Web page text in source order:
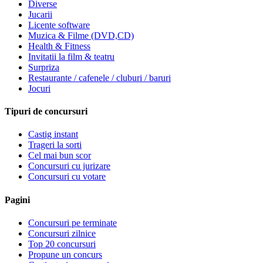
Diverse
Jucarii
Licente software
Muzica & Filme (DVD,CD)
Health & Fitness
Invitatii la film & teatru
Surpriza
Restaurante / cafenele / cluburi / baruri
Jocuri
Tipuri de concursuri
Castig instant
Trageri la sorti
Cel mai bun scor
Concursuri cu jurizare
Concursuri cu votare
Pagini
Concursuri pe terminate
Concursuri zilnice
Top 20 concursuri
Propune un concurs